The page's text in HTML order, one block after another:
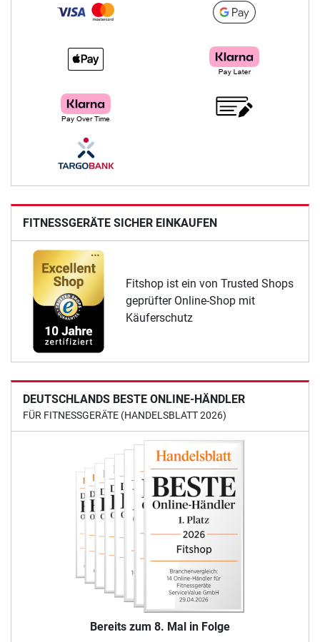
FITNESSGERÄTE SICHER EINKAUFEN
Fitshop ist ein von Trusted Shops
geprüfter Online-Shop mit
Käuferschutz
DEUTSCHLANDS BESTE ONLINE-HÄNDLER
FÜR FITNESSGERÄTE (HANDELSBLATT 2026)
Bereits zum 8. Mal in Folge